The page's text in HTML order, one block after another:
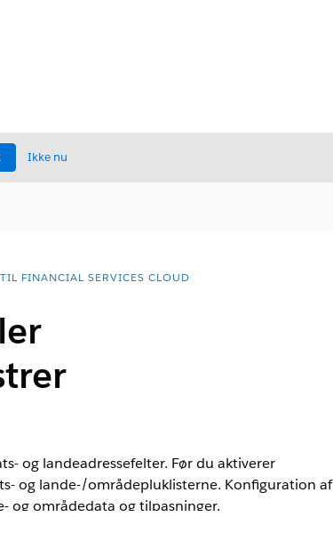
Ikke nu
FINANCIAL SERVICES CLOUD
og landeadressefelter. Før du aktiverer
og lande-/områdepluklisterne. Konfiguration af
og områdedata og tilpasninger.